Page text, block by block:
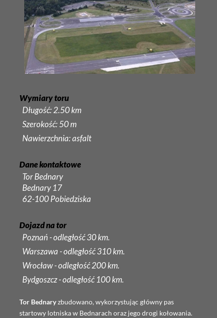
Wymiary toru
Długość: 2.50 km
Szerokość: 50 m
Nawierzchnia: asfalt
Dane kontaktowe
Tor Bednary
Bednary 17
62-100 Pobiedziska
Dojazd na tor
Poznań - odległość 30 km.
Warszawa - odległość 310 km.
Wrocław - odległość 200 km.
Bydgoszcz - odległość 100 km.
Tor Bednaryzbudowano, wykorzystując główny pas
startowy lotniska w Bednarach oraz jego drogi kołowania.